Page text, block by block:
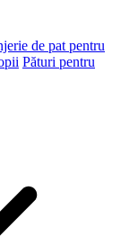
de pat pentru
Pături pentru